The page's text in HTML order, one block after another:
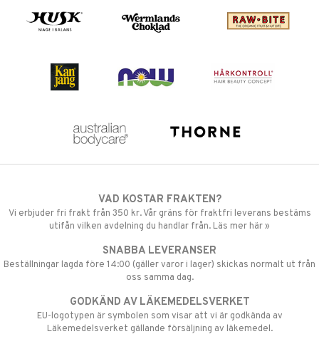
VAD KOSTAR FRAKTEN?
Vi erbjuder fri frakt från 350 kr. Vår gräns för fraktfri leverans bestäms
utifån vilken avdelning du handlar från. Läs mer här »
SNABBA LEVERANSER
Beställningar lagda före 14:00 (gäller varor i lager) skickas normalt ut från
oss samma dag.
GODKÄND AV LÄKEMEDELSVERKET
EU-logotypen är symbolen som visar att vi är godkända av
Läkemedelsverket gällande försäljning av läkemedel.